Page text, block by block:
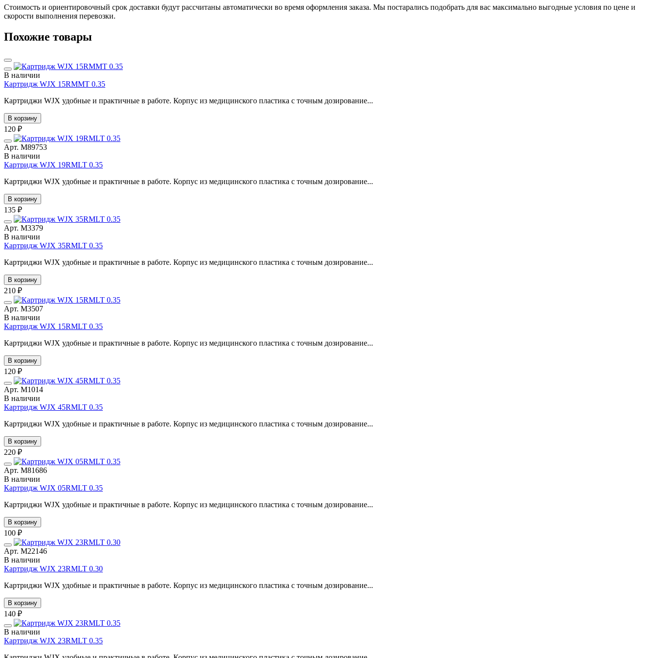
Стоимость и ориентировочный срок доставки будут рассчитаны автоматически во время оформления заказа. Мы постарались подобрать для вас максимально выгодные условия по цене и
скорости выполнения перевозки.
Похожие товары
В наличии
Картридж WJX 15RMMT 0.35
Картриджи WJX удобные и практичные в работе. Корпус из медицинского пластика с точным дозирование...
В корзину
120 ₽
Арт. М89753
В наличии
Картридж WJX 19RMLT 0.35
Картриджи WJX удобные и практичные в работе. Корпус из медицинского пластика с точным дозирование...
В корзину
135 ₽
Арт. М3379
В наличии
Картридж WJX 35RMLT 0.35
Картриджи WJX удобные и практичные в работе. Корпус из медицинского пластика с точным дозирование...
В корзину
210 ₽
Арт. М3507
В наличии
Картридж WJX 15RMLT 0.35
Картриджи WJX удобные и практичные в работе. Корпус из медицинского пластика с точным дозирование...
В корзину
120 ₽
Арт. М1014
В наличии
Картридж WJX 45RMLT 0.35
Картриджи WJX удобные и практичные в работе. Корпус из медицинского пластика с точным дозирование...
В корзину
220 ₽
Арт. М81686
В наличии
Картридж WJX 05RMLT 0.35
Картриджи WJX удобные и практичные в работе. Корпус из медицинского пластика с точным дозирование...
В корзину
100 ₽
Арт. М22146
В наличии
Картридж WJX 23RMLT 0.30
Картриджи WJX удобные и практичные в работе. Корпус из медицинского пластика с точным дозирование...
В корзину
140 ₽
В наличии
Картридж WJX 23RMLT 0.35